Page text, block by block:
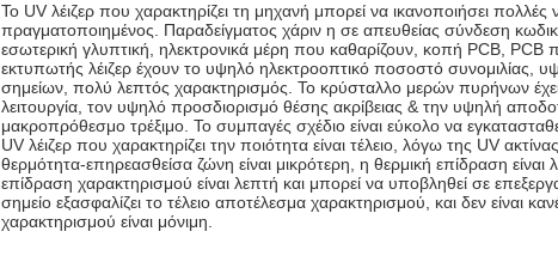
Το UV λέιζερ που χαρακτηρίζει τη μηχανή μπορεί να ικανοποιήσει πολλές
πραγματοποιημένος. Παραδείγματος χάριν η σε απευθείας σύνδεση
εσωτερική γλυπτική, ηλεκτρονικά μέρη που καθαρίζουν, κοπή PCB,
εκτυπωτής λέιζερ έχουν το υψηλό ηλεκτροοπτικό ποσοστό συνομιλίας,
σημείων, πολύ λεπτός χαρακτηρισμός. Το κρύσταλλο μερών πυρήνων
λειτουργία, τον υψηλό προσδιορισμό θέσης ακρίβειας & την υψηλή
μακροπρόθεσμο τρέξιμο. Το συμπαγές σχέδιο είναι εύκολο να
UV λέιζερ που χαρακτηρίζει την ποιότητα είναι τέλειο, λόγω της UV
θερμότητα-επηρεασθείσα ζώνη είναι μικρότερη, η θερμική επίδραση
επίδραση χαρακτηρισμού είναι λεπτή και μπορεί να υποβληθεί σε
σημείο εξασφαλίζει το τέλειο αποτέλεσμα χαρακτηρισμού, και δεν είναι
χαρακτηρισμού είναι μόνιμη.